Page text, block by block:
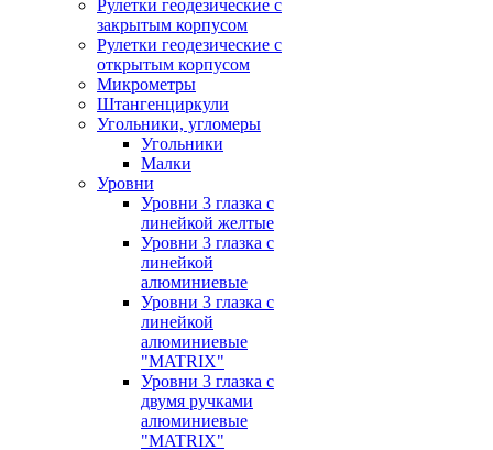
Рулетки геодезические с
закрытым корпусом
Рулетки геодезические с
открытым корпусом
Микрометры
Штангенциркули
Угольники, угломеры
Угольники
Малки
Уровни
Уровни 3 глазка с
линейкой желтые
Уровни 3 глазка с
линейкой
алюминиевые
Уровни 3 глазка с
линейкой
алюминиевые
"MATRIX"
Уровни 3 глазка с
двумя ручками
алюминиевые
"MATRIX"